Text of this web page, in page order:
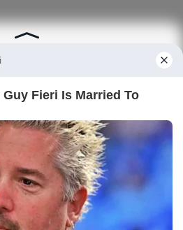
Digital
E-Commerce